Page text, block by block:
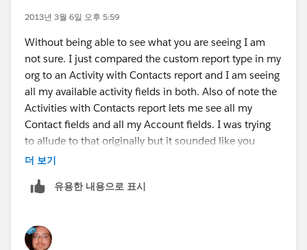
2013년 3월 6일 오후 5:59
Without being able to see what you are seeing I am
not sure. I just compared the custom report type in my
org to an Activity with Contacts report and I am seeing
all my available activity fields in both. Also of note the
Activities with Contacts report lets me see all my
Contact fields and all my Account fields. I was trying
to allude to that originally but it sounded like you
weren't seeing the same thing. Again keep in mind
I am aware of.
더 보기
유용한 내용으로 표시